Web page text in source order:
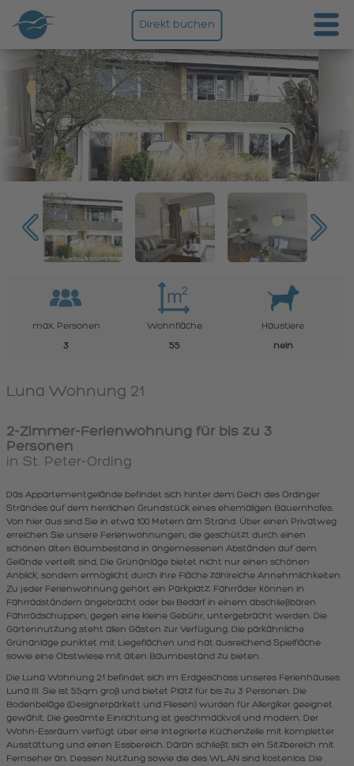
Direkt buchen
max. Personen
3
Wohnfläche
55
Haustiere
nein
Luna Wohnung 21
2-Zimmer-Ferienwohnung für bis zu 3
Personen
in St. Peter-Ording
Das Appartementgelände befindet sich hinter dem Deich des Ordinger
Strandes auf dem herrlichen Grundstück eines ehemaligen Bauernhofes.
Von hier aus sind Sie in etwa 100 Metern am Strand. Über einen Privatweg
erreichen Sie unsere Ferienwohnungen, die geschützt durch einen
schönen alten Baumbestand in angemessenen Abständen auf dem
Gelände verteilt sind. Die Grünanlage bietet nicht nur einen schönen
Anblick, sondern ermöglicht durch ihre Fläche zahlreiche Annehmlichkeiten.
Zu jeder Ferienwohnung gehört ein Parkplatz. Fahrräder können in
Fahrradständern angebracht oder bei Bedarf in einem abschließbaren
Fahrradschuppen, gegen eine kleine Gebühr, untergebracht werden. Die
Gartennutzung steht allen Gästen zur Verfügung. Die parkähnliche
Grünanlage punktet mit Liegeflächen und hat ausreichend Spielfläche
sowie eine Obstwiese mit alten Baumbestand zu bieten.
Die Luna Wohnung 21 befindet sich im Erdgeschoss unseres Ferienhauses
Luna III. Sie ist 55qm groß und bietet Platz für bis zu 3 Personen. Die
Bodenbeläge (Designerparkett und Fliesen) wurden für Allergiker geeignet
gewählt. Die gesamte Einrichtung ist geschmackvoll und modern. Der
Wohn-Essraum verfügt über eine integrierte Küchenzeile mit kompletter
Ausstattung und einen Essbereich. Daran schließt sich ein Sitzbereich mit
Fernseher an. Dessen Nutzung sowie die des WLAN sind kostenlos. Die